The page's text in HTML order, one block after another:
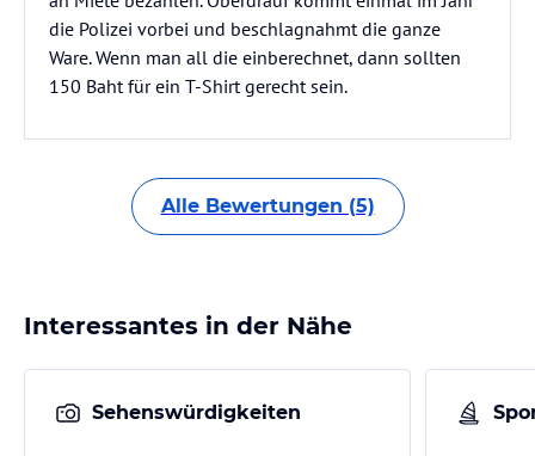
die Polizei vorbei und beschlagnahmt die ganze
Ware. Wenn man all die einberechnet, dann sollten
150 Baht für ein T-Shirt gerecht sein.
Alle Bewertungen (5)
Interessantes in der Nähe
Sehenswürdigkeiten